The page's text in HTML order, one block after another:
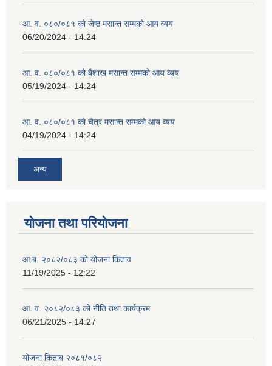
आ. व. ०८०/०८१ को जेष्ठ मसान्त सम्मको आय व्यय
06/20/2024 - 14:24
आ. व. ०८०/०८१ को बैशाख मसान्त सम्मको आय व्यय
05/19/2024 - 14:24
आ. व. ०८०/०८१ को चैत्र मसान्त सम्मको आय व्यय
04/19/2024 - 14:24
अन्य
योजना तथा परियोजना
आ.ब. २०८२/०८३ को योजना किताव
11/19/2025 - 12:22
आ. व. २०८२/०८३ को नीति तथा कार्यक्रम
06/21/2025 - 14:27
योजना किताब २०८१/०८२